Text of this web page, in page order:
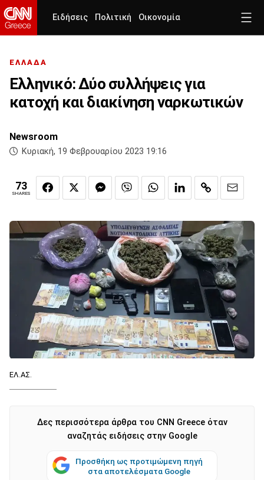
Ειδήσεις Πολιτική Οικονομία
ΕΛΛΑΔΑ
Ελληνικό: Δύο συλλήψεις για
κατοχή και διακίνηση ναρκωτικών
Newsroom
Κυριακή, 19 Φεβρουαρίου 2023 19:16
73
SHARES
ΕΛ.ΑΣ.
Δες περισσότερα άρθρα του CNN Greece όταν
αναζητάς ειδήσεις στην Google
Προσθήκη ως προτιμώμενη πηγή
στα αποτελέσματα Google